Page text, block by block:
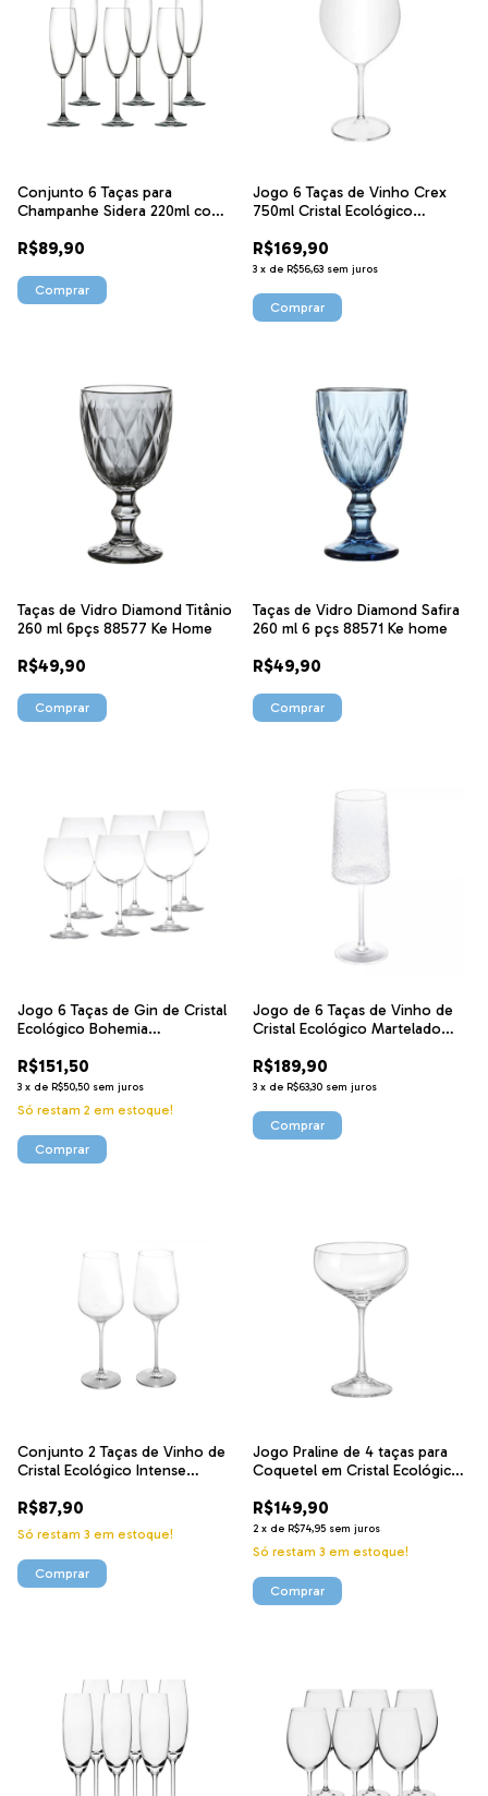
Conjunto 6 Taças para
Champanhe Sidera 220ml com
R$89,90
Jogo 6 Taças de Vinho Crex
750ml Cristal Ecológico
R$169,90
3 x de R$56,63 sem juros
Taças de Vidro Diamond Titânio
260 ml 6pçs 88577 Ke Home
R$49,90
Taças de Vidro Diamond Safira
260 ml 6 pçs 88571 Ke home
R$49,90
Jogo 6 Taças de Gin de Cristal
Ecológico Bohemia
Wolff
R$151,50
3 x de R$50,50 sem juros
Só restam 2 em estoque!
Jogo de 6 Taças de Vinho de
Cristal Ecológico Martelado
R$189,90
3 x de R$63,30 sem juros
Conjunto 2 Taças de Vinho de
Cristal Ecológico Intense
R$87,90
Só restam 3 em estoque!
Jogo Praline de 4 taças para
Coquetel em Cristal Ecológico
R$149,90
2 x de R$74,95 sem juros
Só restam 3 em estoque!